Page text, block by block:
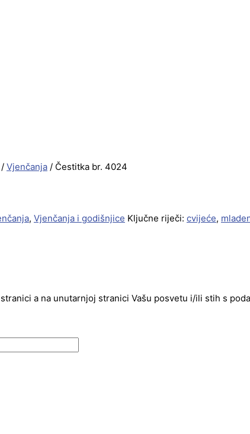
/ Vjenčanja / Čestitka br. 4024
, Vjenčanja i godišnjice Ključne riječi: cvijeće,
a na unutarnjoj stranici Vašu posvetu i/ili stih s